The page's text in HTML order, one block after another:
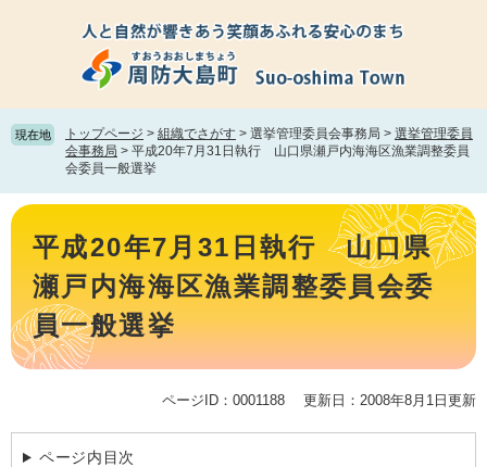
頭
で
飛
ば
て
本
現在地 トップページ > 組織でさがす > 選挙管理委員会事務局 > 選挙管理委員
会事務局 > 平成20年7月31日執行 山口県瀬戸内海海区漁業調整委員
会委員一般選挙
本
平成20年7月31日執行 山口県
瀬戸内海海区漁業調整委員会委
員一般選挙
ページID：0001188 更新日：2008年8月1日更新
ページ内目次